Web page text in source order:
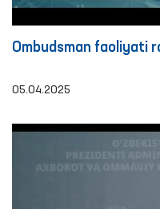
Ombudsman faoliyati
05.04.2025